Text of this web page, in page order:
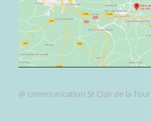
@ communication St Clair de la Tour